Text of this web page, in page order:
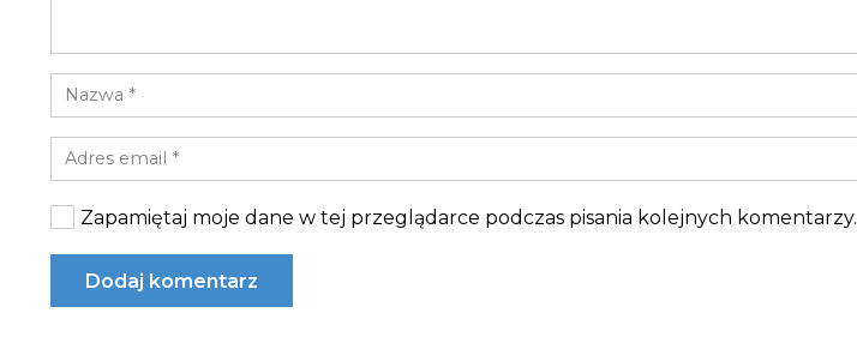
Zapamiętaj moje dane w tej przeglądarce podczas pisania kolejnych komentarzy.
Dodaj komentarz